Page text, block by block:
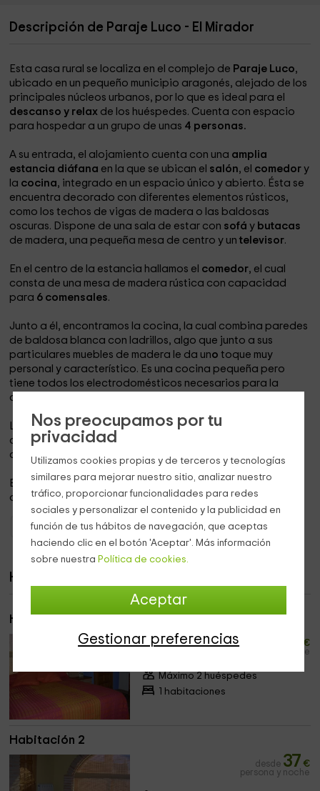
Nos preocupamos por tu
privacidad
Utilizamos cookies propias y de terceros y tecnologías
similares para mejorar nuestro sitio, analizar nuestro
tráfico, proporcionar funcionalidades para redes
sociales y personalizar el contenido y la publicidad en
función de tus hábitos de navegación, que aceptas
haciendo clic en el botón 'Aceptar'. Más información
sobre nuestra Política de cookies.
Aceptar
Gestionar preferencias
Descripción de Paraje Luco - El Mirador
Esta casa rural se localiza en el complejo de Paraje Luco,
ubicado en un pequeño municipio aragonés, alejado de los
principales núcleos urbanos, por lo que es ideal para el
descanso y relax de los huéspedes. Cuenta con espacio
para hospedar a un grupo de unas 4 personas.
A su entrada, el alojamiento cuenta con una amplia
estancia diáfana en la que se ubican el salón, el comedory
la cocina, integrado en un espacio único y abierto. Ésta se
encuentra decorado con diferentes elementos rústicos,
como los techos de vigas de madera o las baldosas
oscuras. Dispone de una sala de estar con sofáy butacas
de madera, una pequeña mesa de centro y untelevisor.
En el centro de la estancia hallamos el comedor, el cual
consta de una mesa de madera rústica con capacidad
para 6 comensales.
Junto a él, encontramos la cocina, la cual combina paredes
de baldosa blanca con ladrillos, algo que junto a sus
particulares muebles de madera le da uno toque muy
personal y característico. Es una cocina pequeña pero
tiene todos los electrodomésticos necesarios para la
comodidad de los huéspedes.
La casa alberga en su interior 2 habitaciones dobles,
ambas con cama de matirmonio, radiadores y con un
cuarto de baño en su interior, lo que hace un total de 2.
Este alojamiento puedealquilarse conjuntamente con la
otra casa del complejo.
Casas Rurales Aragón Casas Rurales Zaragoza
Habitaciones
Habitación 1
€
persona y noche
Máximo 2 huéspedes
1 habitaciones
Habitación 2
desde 37 €
persona y noche